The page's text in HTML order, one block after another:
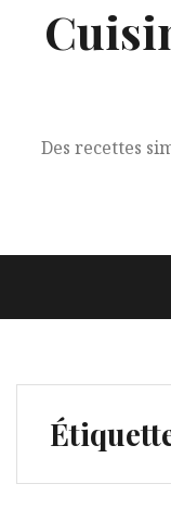
Des recettes